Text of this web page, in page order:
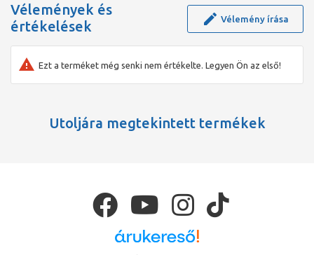
Vélemények és
értékelések
Vélemény írása
Ezt a terméket még senki nem értékelte. Legyen Ön az első!
Utoljára megtekintett termékek